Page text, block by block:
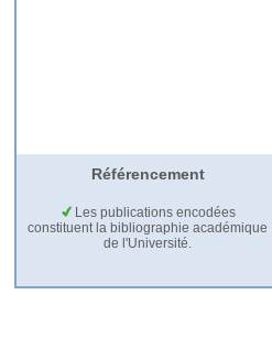
Référencement
Les publications encodées
constituent la bibliographie académique
de l'Université.